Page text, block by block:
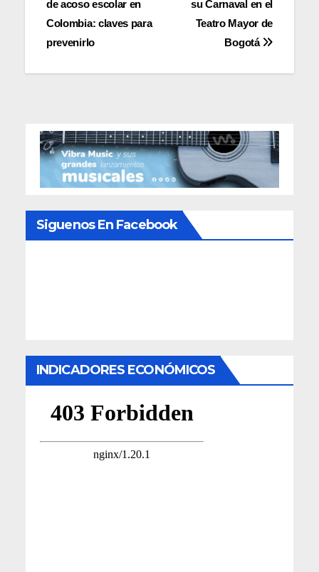
de
entradas
su Carnaval en el
Teatro Mayor de
Bogotá
de acoso escolar en
Colombia: claves para
prevenirlo
Siguenos En Facebook
INDICADORES ECONÓMICOS